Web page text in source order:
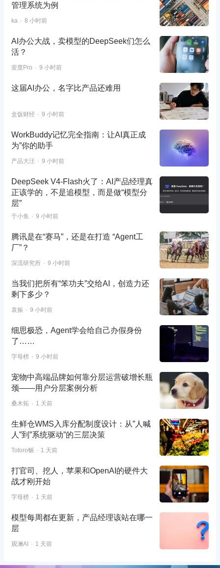
管理系统为例
ka 8 小时前
AI办公大战，卖模型的DeepSeek们怎么
活？
壹度Pro 9 小时前
这届AI办公，名字比产品还难用
盒饭财经 9 小时前
WorkBuddy记忆完全指南：让AI真正成
为”你的助手
产品大汪 9 小时前
DeepSeek V4-Flash火了：AI产品经理真
正该学的，不是追模型，而是做“模型分
层”
于小鱼 9 小时前
腾讯是在“赛马”，还是在打造 “Agent工
厂”？
深流研究所 9 小时前
当我们把所有“笨功夫”交给AI，创造力还
剩下多少？
袁振 9 小时前
细思极恐，Agent学会给自己办假身份
了……
字母榜 9 小时前
宠物中高端品牌如何靠分层运营破增长瓶
颈——用户分层案例分析
桑木拓 1 天前
生鲜仓WMS入库分配制度设计：从”人喊
人”到”系统驱动”的三层决策
Totoro畅 1 天前
打官司、挖人，苹果和OpenAI的硬件大
战才刚开始
字母榜 1 天前
模型每周都在更新，产品经理该站在哪一
层
观澜AI 1 天前